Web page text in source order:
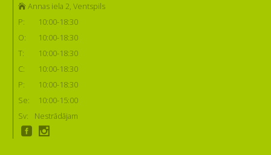
Annas iela 2, Ventspils
P:
10:00-18:30
O:
10:00-18:30
T:
10:00-18:30
C:
10:00-18:30
P:
10:00-18:30
Se:
10:00-15:00
Sv:
Nestrādājam